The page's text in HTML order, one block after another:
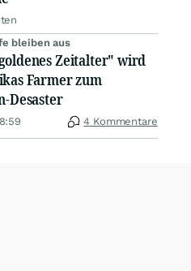
bleiben aus
Zeitalter" wird
Farmer zum
Desaster
4 Kommentare